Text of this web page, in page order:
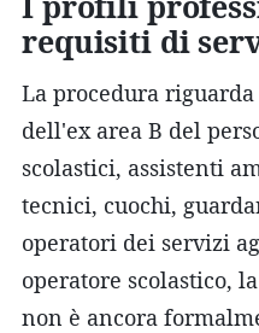
requisiti di
La procedura
dell'ex area B del
scolastici, assistenti
tecnici, cuochi,
operatori dei servizi
operatore scolastico,
non è ancora